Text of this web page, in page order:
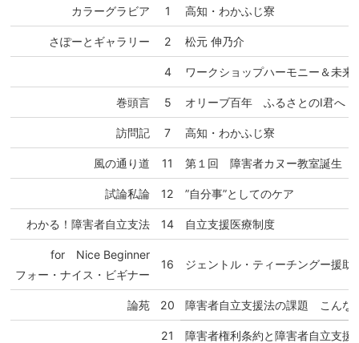
カラーグラビア 1 高知・わかふじ寮
さぽーとギャラリー 2 松元 伸乃介
4 ワークショップハーモニー＆未来
巻頭言 5 オリーブ百年 ふるさとのI君へ
訪問記 7 高知・わかふじ寮
風の通り道 11 第１回 障害者カヌー教室誕生
試論私論 12 ”自分事”としてのケア
わかる！障害者自立支法 14 自立支援医療制度
for Nice Beginner
フォー・ナイス・ビギナー
16 ジェントル・ティーチングー援助
論苑 20 障害者自立支援法の課題 こんな
21 障害者権利条約と障害者自立支援